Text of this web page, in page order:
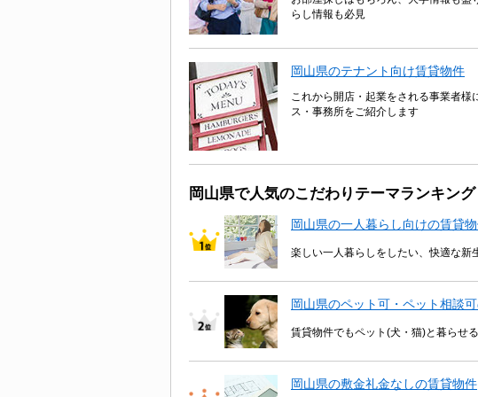
らし情報も必見
岡山県のテナント向け賃貸物件
これから開店・起業をされる事業者様
ス・事務所をご紹介します
岡山県で人気のこだわりテーマランキング
岡山県の一人暮らし向けの賃貸
楽しい一人暮らしをしたい、快適な新
岡山県のペット可・ペット相談
賃貸物件でもペット(犬・猫)と暮らせ
岡山県の敷金礼金なしの賃貸物件